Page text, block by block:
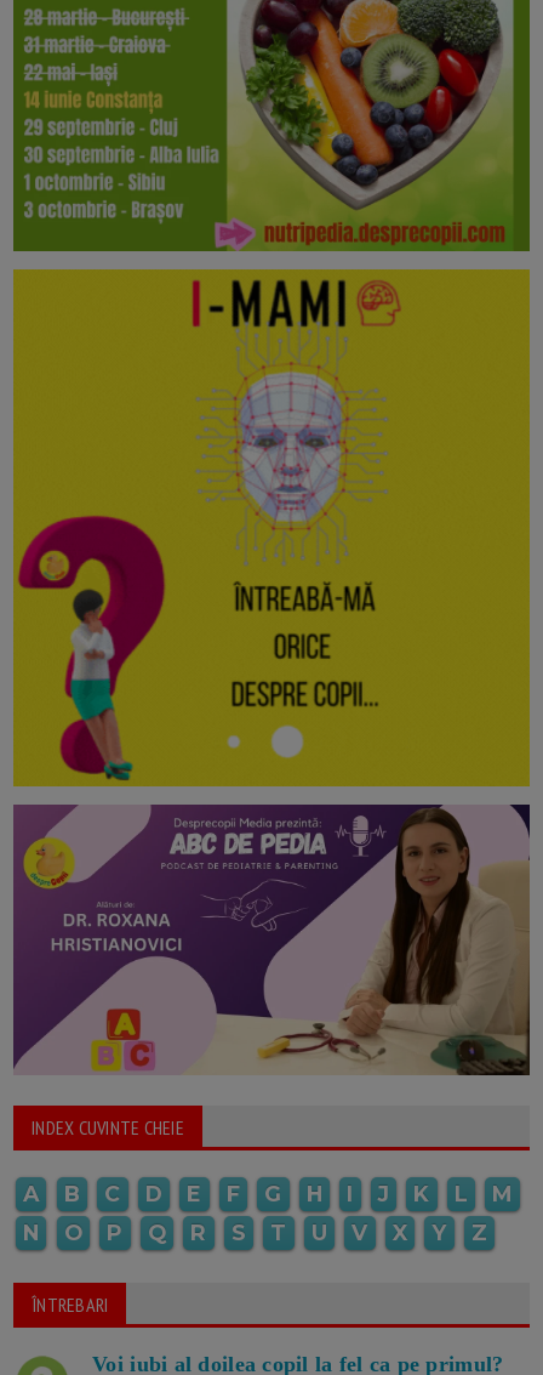
INDEX CUVINTE CHEIE
A B C D E F G H I J K L
M
N
O P Q R S T U V X Y Z
ÎNTREBARI
Voi iubi al doilea copil la fel ca pe primul?